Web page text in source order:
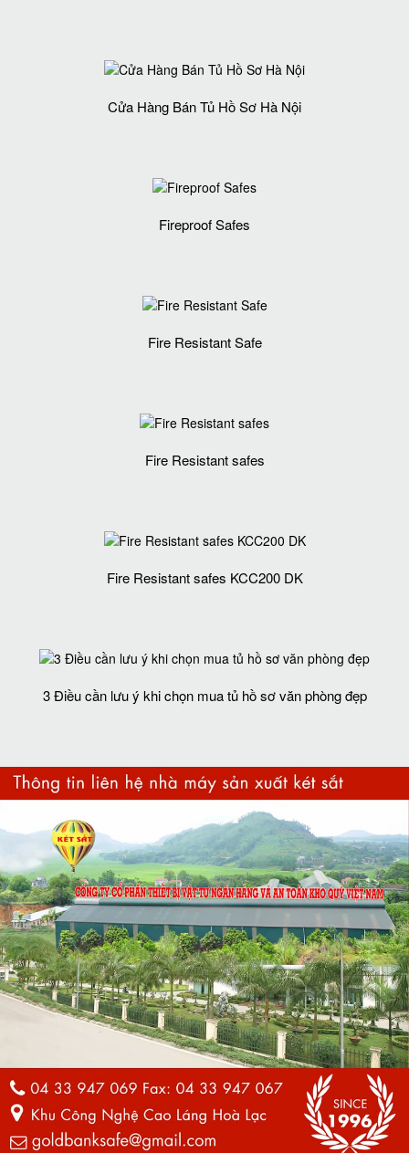
Cửa Hàng Bán Tủ Hồ Sơ Hà Nội
Fireproof Safes
Fire Resistant Safe
Fire Resistant safes
Fire Resistant safes KCC200 DK
3 Điều cần lưu ý khi chọn mua tủ hồ sơ văn phòng đẹp